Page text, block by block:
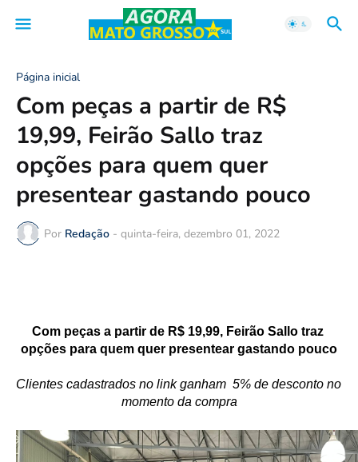
Página inicial
Com peças a partir de R$
19,99, Feirão Sallo traz
opções para quem quer
presentear gastando pouco
Por Redação - quinta-feira, dezembro 01, 2022
Com peças a partir de R$ 19,99, Feirão Sallo traz
opções para quem quer presentear gastando pouco
Clientes cadastrados no link ganham  5% de desconto no
momento da compra